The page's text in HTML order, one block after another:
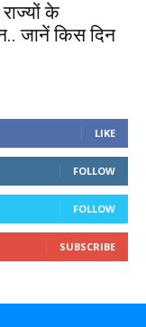
के
जानें किस दिन
LIKE
FOLLOW
FOLLOW
SUBSCRIBE